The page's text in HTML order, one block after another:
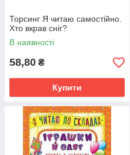
Торсинг Я читаю самостійно.
Хто вкрав сніг?
В наявності
58,80 ₴
Купити